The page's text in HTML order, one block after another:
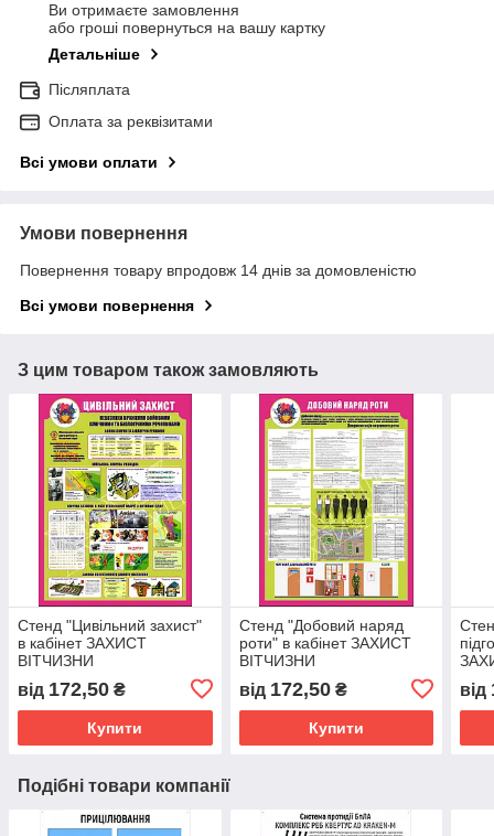
Ви отримаєте замовлення
або гроші повернуться на вашу картку
Детальніше
Післяплата
Оплата за реквізитами
Всі умови оплати
Умови повернення
Повернення товару впродовж 14 днів за домовленістю
Всі умови повернення
З цим товаром також замовляють
Стенд "Цивільний захист"
в кабінет ЗАХИСТ
ВІТЧИЗНИ
від 172,50 ₴
Купити
Стенд "Добовий наряд
роти" в кабінет ЗАХИСТ
ВІТЧИЗНИ
від 172,50₴
Купити
від
Подібні товари компанії